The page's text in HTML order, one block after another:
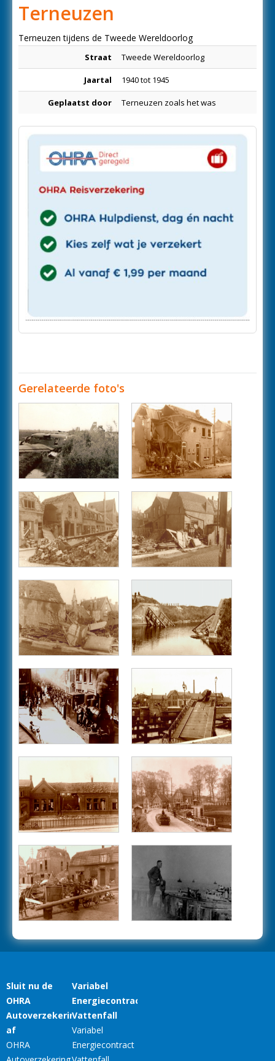
Terneuzen
Terneuzen tijdens de Tweede Wereldoorlog
Straat Tweede Wereldoorlog
Jaartal 1940 tot 1945
Geplaatst door Terneuzen zoals het was
Gerelateerde foto's